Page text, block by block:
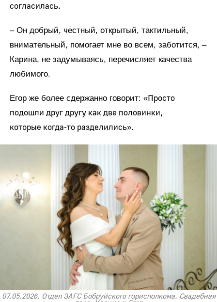
согласилась.
– Он добрый, честный, открытый, тактильный,
внимательный, помогает мне во всем, заботится, –
Карина, не задумываясь, перечисляет качества
любимого.
Егор же более сдержанно говорит: «Просто
подошли друг другу как две половинки,
которые когда-то разделились».
07.05.2026. Отдел ЗАГС Бобруйского горисполкома. Свадебная